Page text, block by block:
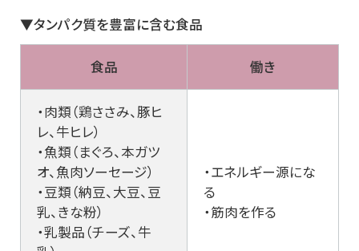
▼タンパク質を豊富に含む食品
食品 働き
・肉類（鶏ささみ、豚ヒ
レ、牛ヒレ）
・魚類（まぐろ、本ガツ
オ、魚肉ソーセージ）
・豆類（納豆、大豆、豆
乳、きな粉）
・乳製品（チーズ、牛
・エネルギー源にな
る
・筋肉を作る